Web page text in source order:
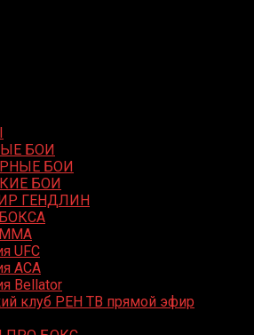
БОИ
БОИ
БОИ
ГЕНДЛИН
UFC
ACA
Bellator
клуб РЕН ТВ прямой эфир